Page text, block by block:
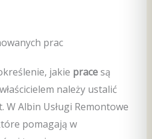
prac
jakie pracesą
należy ustalić
Albin Usługi Remontowe
pomagają w